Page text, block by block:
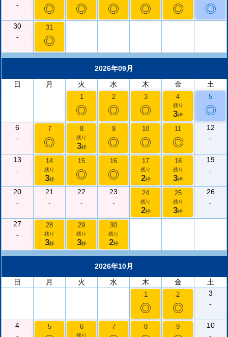
-
◎ ◎ ◎ ◎ ◎ ◎
30
-
31
◎
2026年09月
日
月 火 水 木 金 土
1
◎
2
◎
3
◎
4
残り
3枠
5
◎
6
-
7
◎
8
残り
3枠
9
◎
10
◎
11
◎
12
-
13
-
14
残り
3枠
15
◎
16
◎
17
残り
2枠
18
残り
3枠
19
-
20
-
21
-
22
-
23
-
24
残り
2枠
25
残り
3枠
26
-
27
-
28
残り
3枠
29
残り
3枠
30
残り
2枠
2026年10月
日
月 火 水 木 金 土
1
◎
2
◎
3
-
4
5 6
残り
7 8 9
10